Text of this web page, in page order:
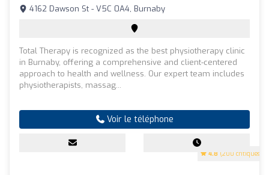
4.8 (200 critiques)
4162 Dawson St - V5C 0A4, Burnaby
Total Therapy is recognized as the best physiotherapy clinic
in Burnaby, offering a comprehensive and client-centered
approach to health and wellness. Our expert team includes
physiotherapists, massag...
Voir le téléphone